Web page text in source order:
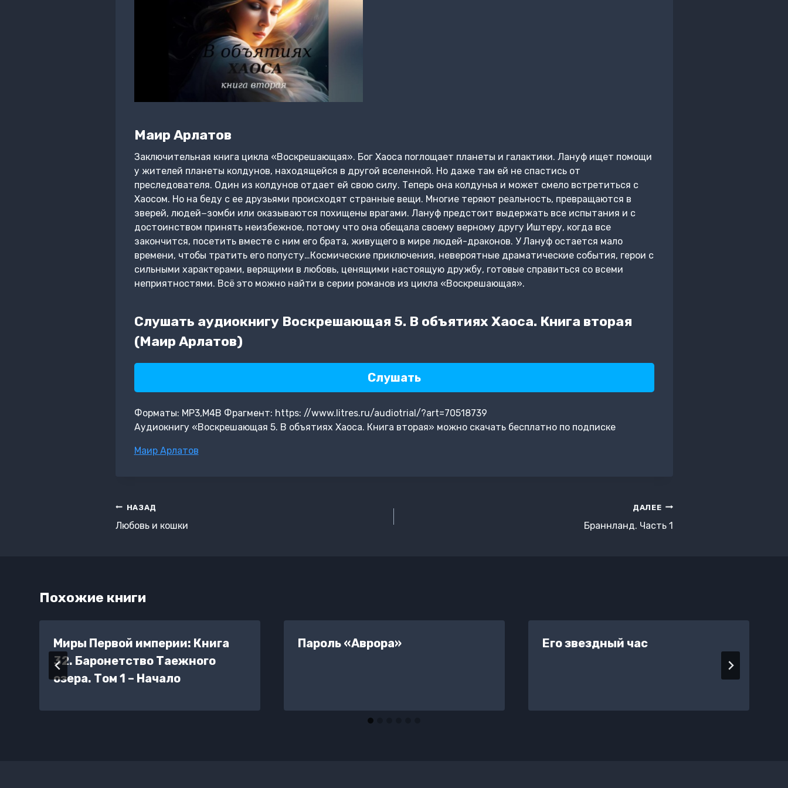
Маир Арлатов
Заключительная книга цикла «Воскрешающая». Бог Хаоса поглощает планеты и галактики. Лануф ищет помощи
у жителей планеты колдунов, находящейся в другой вселенной. Но даже там ей не спастись от
преследователя. Один из колдунов отдает ей свою силу. Теперь она колдунья и может смело встретиться с
Хаосом. Но на беду с ее друзьями происходят странные вещи. Многие теряют реальность, превращаются в
зверей, людей−зомби или оказываются похищены врагами. Лануф предстоит выдержать все испытания и с
достоинством принять неизбежное, потому что она обещала своему верному другу Иштеру, когда все
закончится, посетить вместе с ним его брата, живущего в мире людей-драконов. У Лануф остается мало
времени, чтобы тратить его попусту…Космические приключения, невероятные драматические события, герои с
сильными характерами, верящими в любовь, ценящими настоящую дружбу, готовые справиться со всеми
неприятностями. Всё это можно найти в серии романов из цикла «Воскрешающая».
Слушать аудиокнигу Воскрешающая 5. В объятиях Хаоса. Книга вторая
(Маир Арлатов)
Слушать
Форматы: MP3,M4B Фрагмент: https: //www.litres.ru/audiotrial/?art=70518739
Аудиокнигу «Воскрешающая 5. В объятиях Хаоса. Книга вторая» можно скачать бесплатно по подписке
Метки
Маир Арлатов
Навигация
по
НАЗАД
Любовь и кошки
ДАЛЕЕ
Браннланд. Часть 1
Похожие книги
Миры Первой империи: Книга
32. Баронетство Таежного
озера. Том 1 – Начало
Пароль «Аврора» Его звездный час